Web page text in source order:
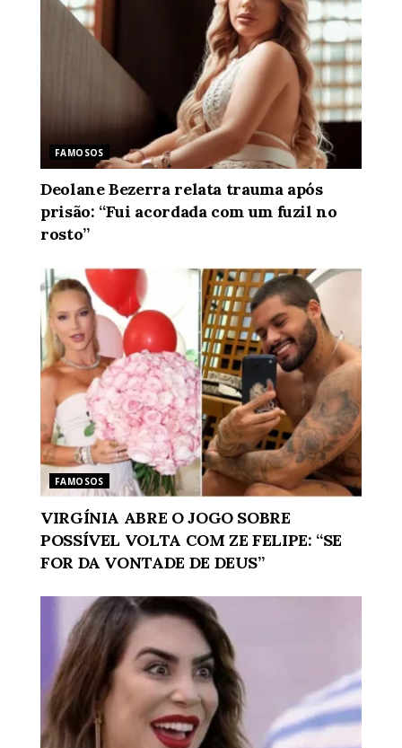
FAMOSOS
Deolane Bezerra relata trauma após
prisão: “Fui acordada com um fuzil no
rosto”
FAMOSOS
VIRGÍNIA ABRE O JOGO SOBRE
POSSÍVEL VOLTA COM ZE FELIPE: “SE
FOR DA VONTADE DE DEUS”